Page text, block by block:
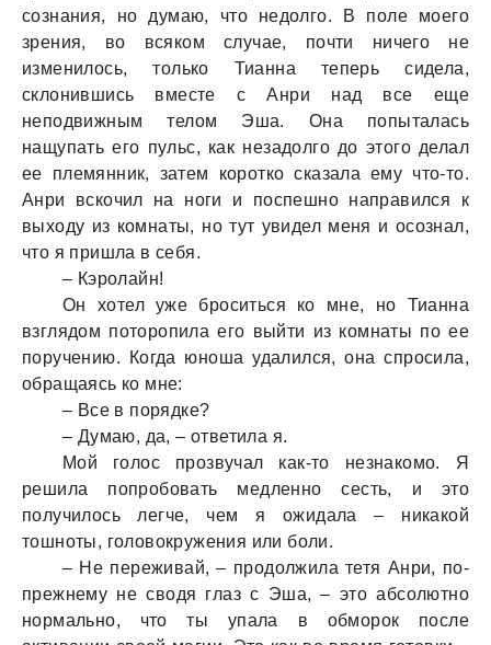
сознания, но думаю, что недолго. В поле моего
зрения, во всяком случае, почти ничего не
изменилось, только Тианна теперь сидела,
склонившись вместе с Анри над все еще
неподвижным телом Эша. Она попыталась
нащупать его пульс, как незадолго до этого делал
ее племянник, затем коротко сказала ему что-то.
Анри вскочил на ноги и поспешно направился к
выходу из комнаты, но тут увидел меня и осознал,
что я пришла в себя.
– Кэролайн!
Он хотел уже броситься ко мне, но Тианна
взглядом поторопила его выйти из комнаты по ее
поручению. Когда юноша удалился, она спросила,
обращаясь ко мне:
– Все в порядке?
– Думаю, да, – ответила я.
Мой голос прозвучал как-то незнакомо. Я
решила попробовать медленно сесть, и это
получилось легче, чем я ожидала – никакой
тошноты, головокружения или боли.
– Не переживай, – продолжила тетя Анри, по-
прежнему не сводя глаз с Эша, – это абсолютно
нормально, что ты упала в обморок после